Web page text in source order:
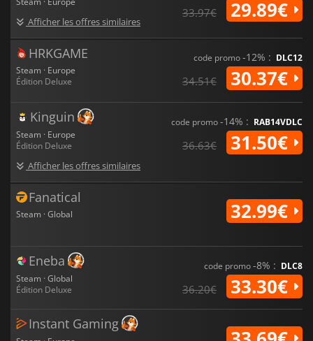
Afficher les offres similaires
33.97€ 29.89€
HRKGAME
Steam · Europe
Édition Deluxe
code promo-12% : DLC12
34.51€ 30.37€
Kinguin
Steam · Europe
Édition Deluxe
Afficher les offres similaires
code promo-14% : RAB14VDLC
36.63€ 31.50€
Fanatical
Steam · Global 32.99€
Eneba
Steam · Global
Édition Deluxe
code promo-8% : DLC8
36.20€ 33.30€
Instant Gaming